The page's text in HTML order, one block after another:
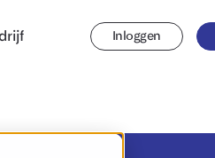
Inloggen